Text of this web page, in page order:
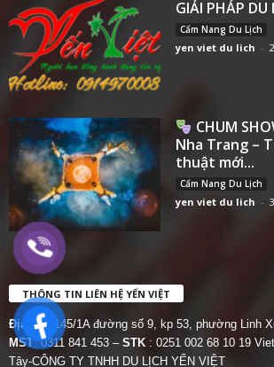
GIẢI PHÁP DU
Cẩm Nang Du Lịch
yen viet du lich -
CHUM
Nha Trang –
thuật mới...
Cẩm Nang Du Lịch
yen viet du lich -
THÔNG TIN LIÊN HỆ YẾN VIỆT
Địa chỉ:
145/1A đường số 9, kp 53, phường Linh
MST: 0311 841 453 – STK : 0251 002 68 10 19
Tây-CÔNG TY TNHH DU LỊCH YẾN VIỆT